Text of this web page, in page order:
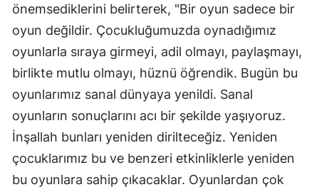
önemsediklerini belirterek, "Bir oyun sadece bir
oyun değildir. Çocukluğumuzda oynadığımız
oyunlarla sıraya girmeyi, adil olmayı, paylaşmayı,
birlikte mutlu olmayı, hüznü öğrendik. Bugün bu
oyunlarımız sanal dünyaya yenildi. Sanal
oyunların sonuçlarını acı bir şekilde yaşıyoruz.
İnşallah bunları yeniden dirilteceğiz. Yeniden
çocuklarımız bu ve benzeri etkinliklerle yeniden
bu oyunlara sahip çıkacaklar. Oyunlardan çok